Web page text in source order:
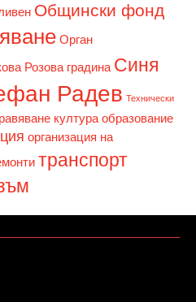
Общински фонд
Орган
Розова градина Синя
Радев Технически
култура образование
организация на
транспорт